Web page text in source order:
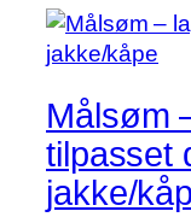
Målsøm
tilpasset
jakke/